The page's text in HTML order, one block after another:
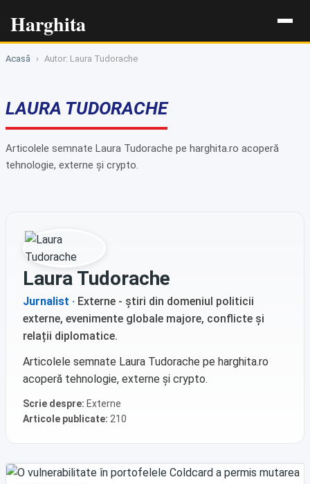
Harghita
Acasă › Autor: Laura Tudorache
LAURA TUDORACHE
Articolele semnate Laura Tudorache pe harghita.ro acoperă
tehnologie, externe și crypto.
Laura Tudorache
Jurnalist · Externe - știri din domeniul politicii
externe, evenimente globale majore, conflicte și
relații diplomatice.
Articolele semnate Laura Tudorache pe harghita.ro
acoperă tehnologie, externe și crypto.
Scrie despre: Externe
Articole publicate: 210